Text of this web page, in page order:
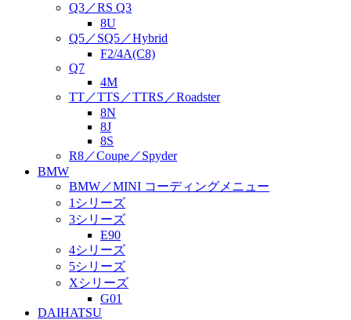
Q3／RS Q3
8U
Q5／SQ5／Hybrid
F2/4A(C8)
Q7
4M
TT／TTS／TTRS／Roadster
8N
8J
8S
R8／Coupe／Spyder
BMW
BMW／MINI コーディングメニュー
1シリーズ
3シリーズ
E90
4シリーズ
5シリーズ
Xシリーズ
G01
DAIHATSU